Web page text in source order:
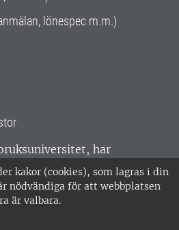
kakor (cookies), som lagras i din
nödvändiga för att webbplatsen
är valbara.
lönespec m.m.)
har
Sverige. Huvudorter är
Umeå.SLU är
ISO 14001. •
202100-2817 •